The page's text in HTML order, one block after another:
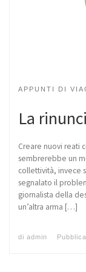
APPUNTI DI
La
Creare nuovi reati
sembrerebbe un
collettività, invece
segnalato il
giornalista della
un’altra arma […]
di admin